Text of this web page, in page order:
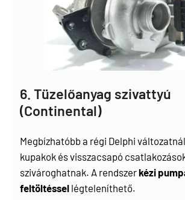
6. Tüzelőanyag szivattyú
(Continental)
Megbízhatóbb a régi Delphi
kupakok és visszacsapó
szivároghatnak. A rendszerkézi
feltöltéssel légteleníthető.